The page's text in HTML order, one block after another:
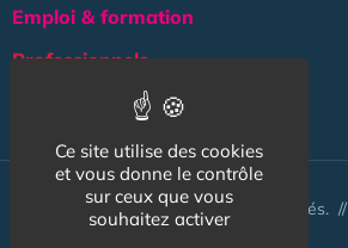
Emploi & formation
Professionnels
NOS AUTRES SITES :
© Australis 2026 - Tous droits réservés. //
Ce site utilise des cookies
et vous donne le contrôle
sur ceux que vous
souhaitez activer